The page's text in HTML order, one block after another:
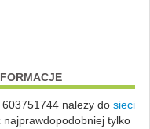
należy do sieci
najprawdopodobniej tylko